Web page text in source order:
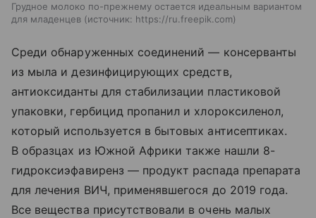
Грудное молоко по-прежнему остается идеальным вариантом
для младенцев
источник: https://ru.freepik.com
Среди обнаруженных соединений — консерванты
из мыла и дезинфицирующих средств,
антиоксиданты для стабилизации пластиковой
упаковки, гербицид пропанил и хлороксиленол,
который используется в бытовых антисептиках.
В образцах из Южной Африки также нашли 8-
гидроксиэфавиренз — продукт распада препарата
для лечения ВИЧ, применявшегося до 2019 года.
Все вещества присутствовали в очень малых